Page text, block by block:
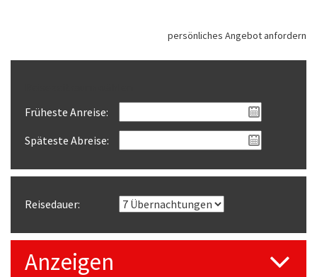
persönliches Angebot anfordern
Früheste Anreise:
Späteste Abreise:
Reisedauer:
Anzeigen